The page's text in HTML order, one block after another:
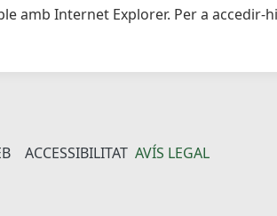
amb Internet Explorer. Per a
ACCESSIBILITAT AVÍS LEGAL